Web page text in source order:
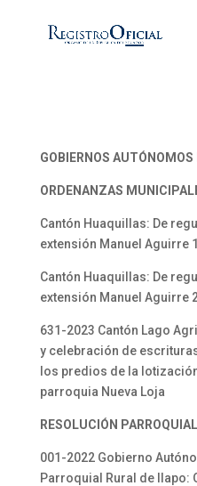
GOBIERNOS
ORDENANZAS
Cantón Huaquillas: De
extensión Manuel Aguirre
Cantón Huaquillas: De
extensión Manuel Aguirre
631-2023 Cantón Lago
y celebración de
los predios de la
parroquia Nueva Loja
RESOLUCIÓN
001-2022 Gobierno
Parroquial Rural de Ilapo: